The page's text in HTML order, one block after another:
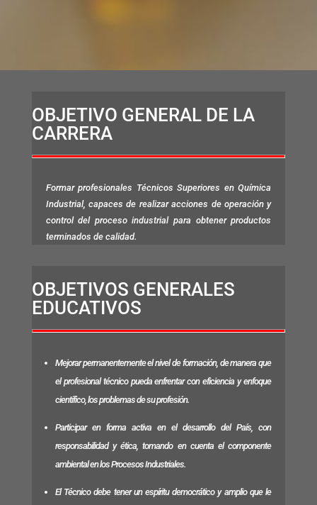
OBJETIVO GENERAL DE LA
CARRERA
Formar profesionales Técnicos Superiores en Química
Industrial, capaces de realizar acciones de operación y
control del proceso industrial para obtener productos
terminados de calidad.
OBJETIVOS GENERALES
EDUCATIVOS
Mejorar permanentemente el nivel de formación, de manera que
el profesional técnico pueda enfrentar con eficiencia y enfoque
científico, los problemas de su profesión.
Participar en forma activa en el desarrollo del País, con
responsabilidad y ética, tomando en cuenta el componente
ambiental en los Procesos Industriales.
El Técnico debe tener un espíritu democrático y amplio que le